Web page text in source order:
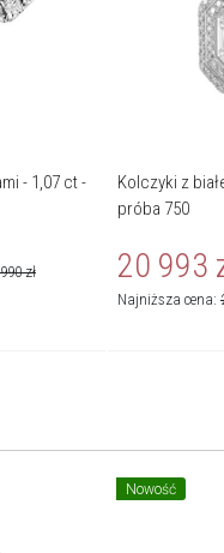
- 1,07 ct -
zł
Kolczyki z
próba 750
20 993
Najniższa cena:
Nowość